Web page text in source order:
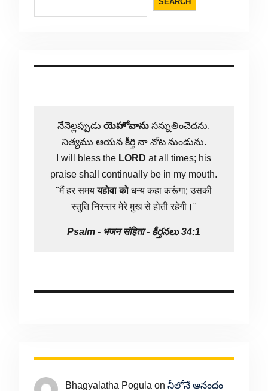
నేనెల్లప్పుడుయెహోవాను సన్నుతించెదను.
నిత్యము ఆయన కీర్తి నా నోట నుండును.
I will bless the LORD at all times; his
praise shall continually be in my mouth.
"मैं हर समययहोवा कोधन्य कहा करूंगा; उसकी
स्तुति निरन्तर मेरे मुख से होती रहेगी।"
Psalm - भजन संहिता- కీర్తనలు 34:1
Bhagyalatha Pogula on నీలోనే ఆనందం